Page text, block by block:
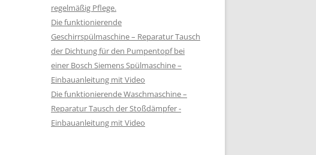
regelmäßig Pflege.
Die funktionierende
Geschirrspülmaschine – Reparatur Tausch
der Dichtung für den Pumpentopf bei
einer Bosch Siemens Spülmaschine –
Einbauanleitung mit Video
Die funktionierende Waschmaschine –
Reparatur Tausch der Stoßdämpfer -
Einbauanleitung mit Video